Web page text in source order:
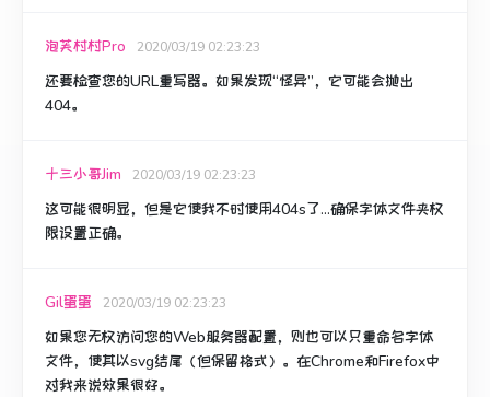
泡芙村村Pro 2020/03/19 02:23:23
还要检查您的URL重写器。 如果发现“怪异”，它可能会抛出
404。
十三小哥Jim 2020/03/19 02:23:23
这可能很明显，但是它使我不时使用404s了...确保字体文件夹权
限设置正确。
Gil蛋蛋 2020/03/19 02:23:23
如果您无权访问您的Web服务器配置，则也可以只重命名字体
文件，使其以svg结尾（但保留格式）。 在Chrome和Firefox中
对我来说效果很好。